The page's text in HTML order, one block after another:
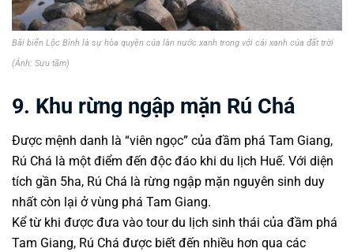
Bãi biển Lộc Bình là sự hòa quyện của làn nước xanh trong với cái xanh của đất trời
(Ảnh: Sưu tầm)
9. Khu rừng ngập mặn Rú Chá
Được mệnh danh là “viên ngọc” của đầm phá Tam Giang,
Rú Chá là một điểm đến độc đáo khi du lịch Huế. Với diện
tích gần 5ha, Rú Chá là rừng ngập mặn nguyên sinh duy
nhất còn lại ở vùng phá Tam Giang.
Kể từ khi được đưa vào tour du lịch sinh thái của đầm phá
Tam Giang, Rú Chá được biết đến nhiều hơn qua các